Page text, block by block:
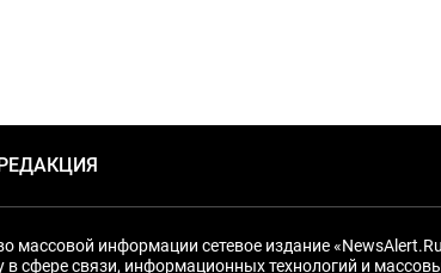
массовой информации сетевое издание
в сфере связи, информационных технологий и